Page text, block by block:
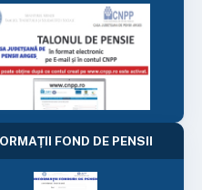
FOND DE PENSII